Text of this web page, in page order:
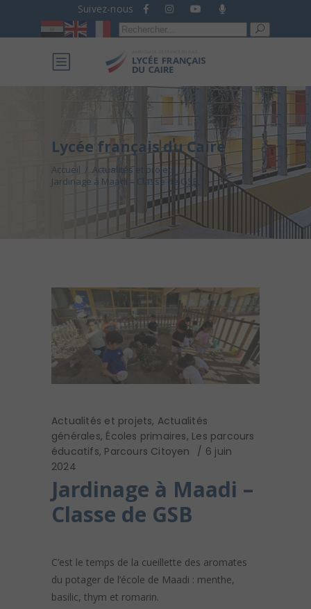
Suivez-nous
Recherche
pour :
Lycée français du Caire
Accueil / Actualités et projets
/
Jardinage à Maadi – Classe de GSB
Actualités et projets, Actualités
générales, Écoles primaires, Les parcours
éducatifs, Parcours Citoyen
6 juin
2024
Jardinage à Maadi –
Classe de GSB
C’est le temps de la cueillette des aromates
du potager de l’école de Maadi : menthe,
basilic, thym et romarin.